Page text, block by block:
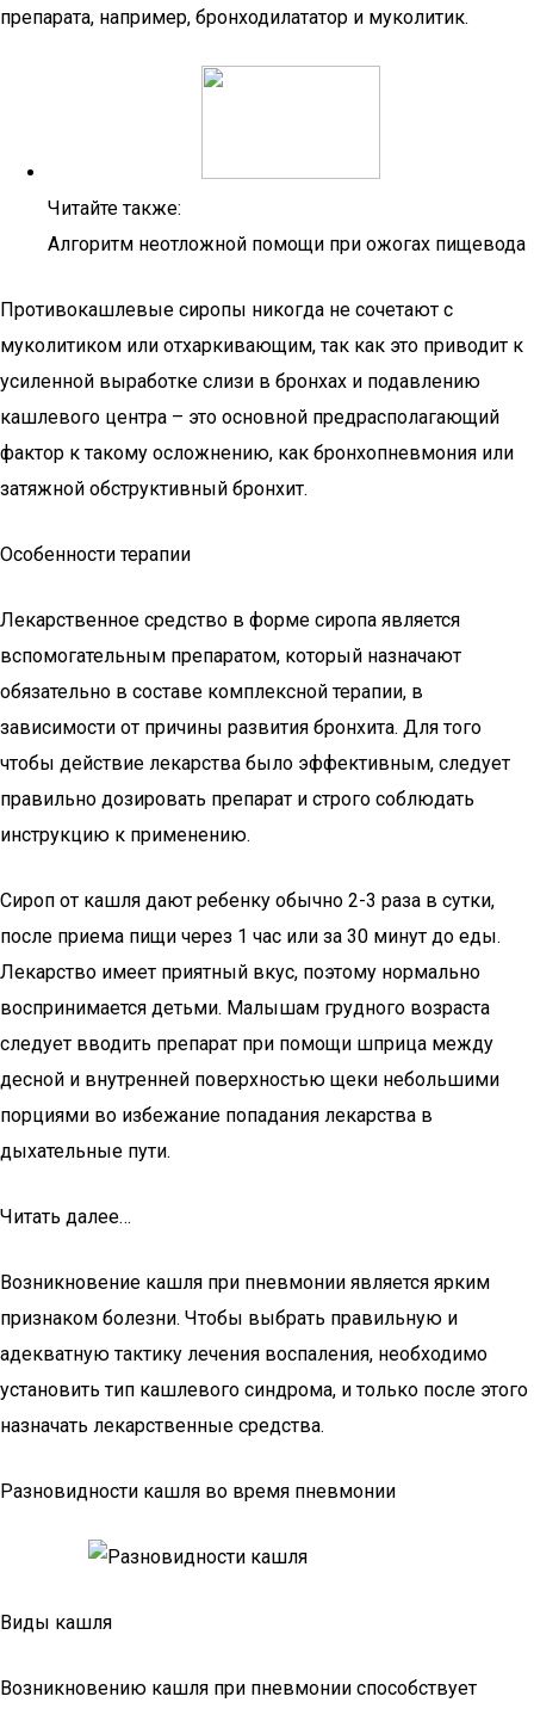
препарата, например, бронходилататор и муколитик.
Читайте также:
Алгоритм неотложной помощи при ожогах пищевода
Противокашлевые сиропы никогда не сочетают с
муколитиком или отхаркивающим, так как это приводит к
усиленной выработке слизи в бронхах и подавлению
кашлевого центра – это основной предрасполагающий
фактор к такому осложнению, как бронхопневмония или
затяжной обструктивный бронхит.
Особенности терапии
Лекарственное средство в форме сиропа является
вспомогательным препаратом, который назначают
обязательно в составе комплексной терапии, в
зависимости от причины развития бронхита. Для того
чтобы действие лекарства было эффективным, следует
правильно дозировать препарат и строго соблюдать
инструкцию к применению.
Сироп от кашля дают ребенку обычно 2-3 раза в сутки,
после приема пищи через 1 час или за 30 минут до еды.
Лекарство имеет приятный вкус, поэтому нормально
воспринимается детьми. Малышам грудного возраста
следует вводить препарат при помощи шприца между
десной и внутренней поверхностью щеки небольшими
порциями во избежание попадания лекарства в
дыхательные пути.
Читать далее…
Возникновение кашля при пневмонии является ярким
признаком болезни. Чтобы выбрать правильную и
адекватную тактику лечения воспаления, необходимо
установить тип кашлевого синдрома, и только после этого
назначать лекарственные средства.
Разновидности кашля во время пневмонии
Виды кашля
Возникновению кашля при пневмонии способствует